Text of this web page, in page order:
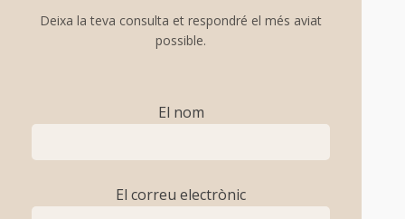
Deixa la teva consulta et respondré el més aviat
possible.
El nom
El correu electrònic